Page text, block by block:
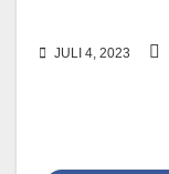
JULI 4, 2023